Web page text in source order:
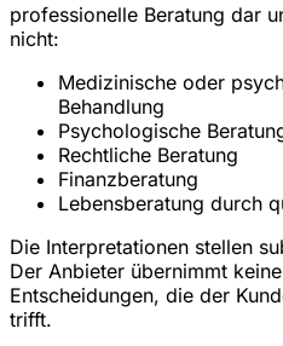
professionelle Beratung dar
nicht:
Medizinische oder
Behandlung
Psychologische
Rechtliche Beratung
Finanzberatung
Lebensberatung durch
Die Interpretationen stellen
Der Anbieter übernimmt
Entscheidungen, die der
trifft.